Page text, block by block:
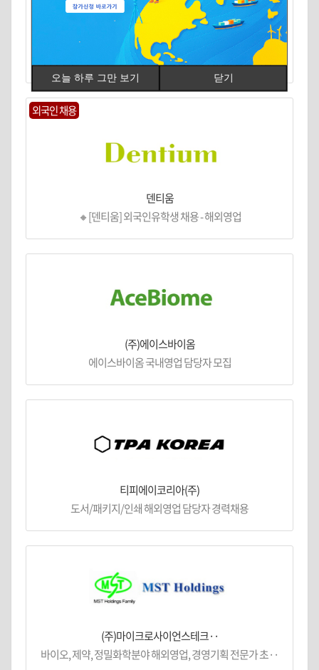
주식회사 두웰플러스
(주)두웰플러스 베트남 근무 해외영업(미주/유럽) 전문 책임··
외국인 채용
덴티움
🔸[덴티움] 외국인유학생 채용 - 해외영업
(주)에이스바이옴
에이스바이옴 국내영업 담당자 모집
티피에이코리아(주)
도서/패키지/인쇄 해외영업 담당자 경력채용
(주)마이크로사이언스테크··
바이오, 제약, 정밀화학분야 해외영업, 경영기획 전문가 초··
오늘 하루 그만 보기 닫기